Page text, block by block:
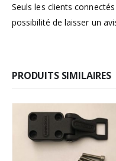
Seuls les clients
possibilité de laisser un
PRODUITS SIMILAIRES